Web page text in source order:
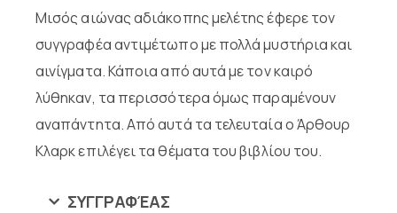
Μισός αιώνας αδιάκοπης μελέτης έφερε τον
συγγραφέα αντιμέτωπο με πολλά μυστήρια και
αινίγματα. Κάποια από αυτά με τον καιρό
λύθηκαν, τα περισσότερα όμως παραμένουν
αναπάντητα. Από αυτά τα τελευταία ο Άρθουρ
Κλαρκ επιλέγει τα θέματα του βιβλίου του.
ΣΥΓΓΡΑΦΈΑΣ